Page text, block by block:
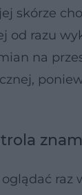
skórze
od razu
na
oglądać